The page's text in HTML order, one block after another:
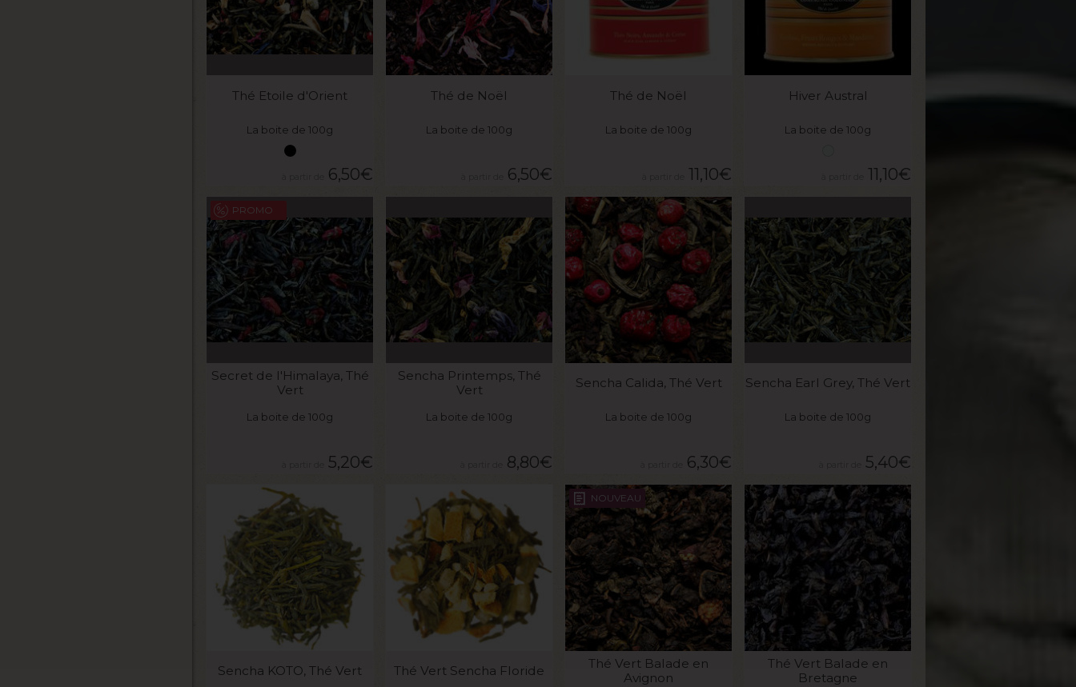
Thé Etoile d'Orient
La boite de 100g
6,50€
Thé de Noël
La boite de 100g
6,50€
VOIR LE PRODUIT
Thé de Noël
La boite de 100g
11,10€
Hiver Austral
La boite de 100g
11,10€
PROMO
Secret de l'Himalaya, Thé
Vert
La boite de 100g
5,20€
Sencha Printemps, Thé
Vert
La boite de 100g
8,80€
Sencha Calida, Thé Vert
La boite de 100g
6,30€
VOIR LE PRODUIT
Sencha Earl Grey, Thé Vert
La boite de 100g
5,40€
Sencha KOTO, Thé Vert
VOIR LE PRODUIT
Thé Vert Sencha Floride
VOIR LE PRODUIT
NOUVEAU
Thé Vert Balade en
Avignon
VOIR LE PRODUIT
Thé Vert Balade en
Bretagne
VOIR LE PRODUIT